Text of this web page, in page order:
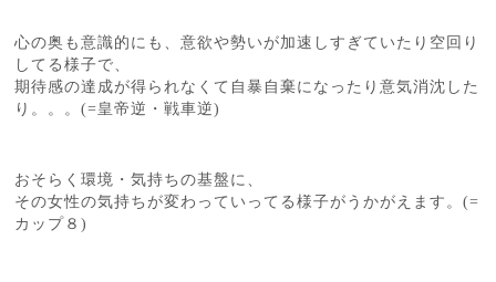
心の奥も意識的にも、意欲や勢いが加速しすぎていたり空回り
してる様子で、
期待感の達成が得られなくて自暴自棄になったり意気消沈した
り。。。(=皇帝逆・戦車逆)
おそらく環境・気持ちの基盤に、
その女性の気持ちが変わっていってる様子がうかがえます。(=
カップ８)